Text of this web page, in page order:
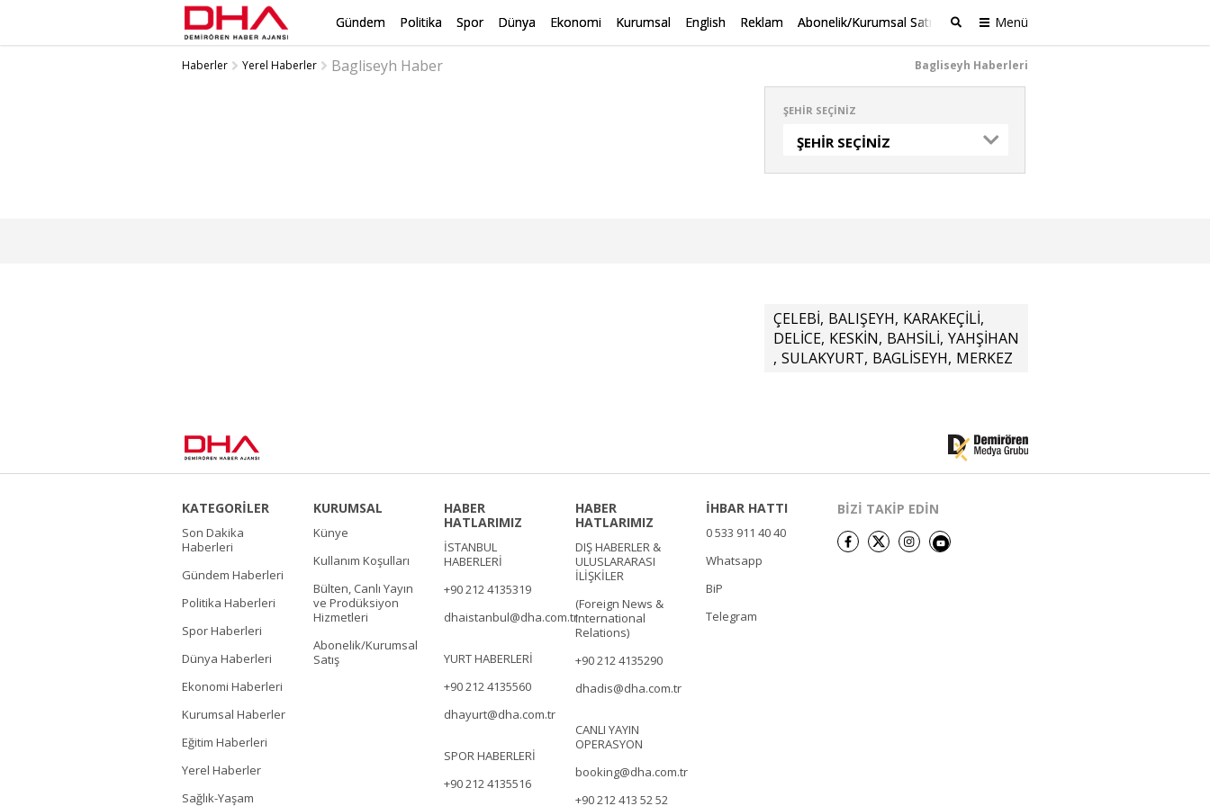
Gündem Politika Spor Dünya Ekonomi Kurumsal English Reklam Abonelik/Kurumsal Satış Menü
Ara
Haberler Yerel Haberler Bagliseyh Haber Bagliseyh Haberleri
ŞEHIR SEÇINIZ
ŞEHIR SEÇINIZ
ÇELEBİ, BALIŞEYH, KARAKEÇİLİ,
DELİCE, KESKİN, BAHSİLİ, YAHŞİHAN
, SULAKYURT, BAGLİSEYH, MERKEZ
KATEGORİLER
Son Dakika
Haberleri
Gündem Haberleri
Politika Haberleri
Spor Haberleri
Dünya Haberleri
Ekonomi Haberleri
Kurumsal Haberler
Eğitim Haberleri
Yerel Haberler
Sağlık-Yaşam
KURUMSAL
Künye
Kullanım Koşulları
Bülten, Canlı Yayın
ve Prodüksiyon
Hizmetleri
Abonelik/Kurumsal
Satış
HABER
HATLARIMIZ
İSTANBUL
HABERLERİ
+90 212 4135319
dhaistanbul@dha.com.tr
YURT HABERLERİ
+90 212 4135560
dhayurt@dha.com.tr
SPOR HABERLERİ
+90 212 4135516
HABER
HATLARIMIZ
DIŞ HABERLER &
ULUSLARARASI
İLİŞKİLER
(Foreign News &
International
Relations)
+90 212 4135290
dhadis@dha.com.tr
CANLI YAYIN
OPERASYON
booking@dha.com.tr
+90 212 413 52 52
İHBAR HATTI
0 533 911 40 40
Whatsapp
BiP
Telegram
BİZİ TAKİP EDİN